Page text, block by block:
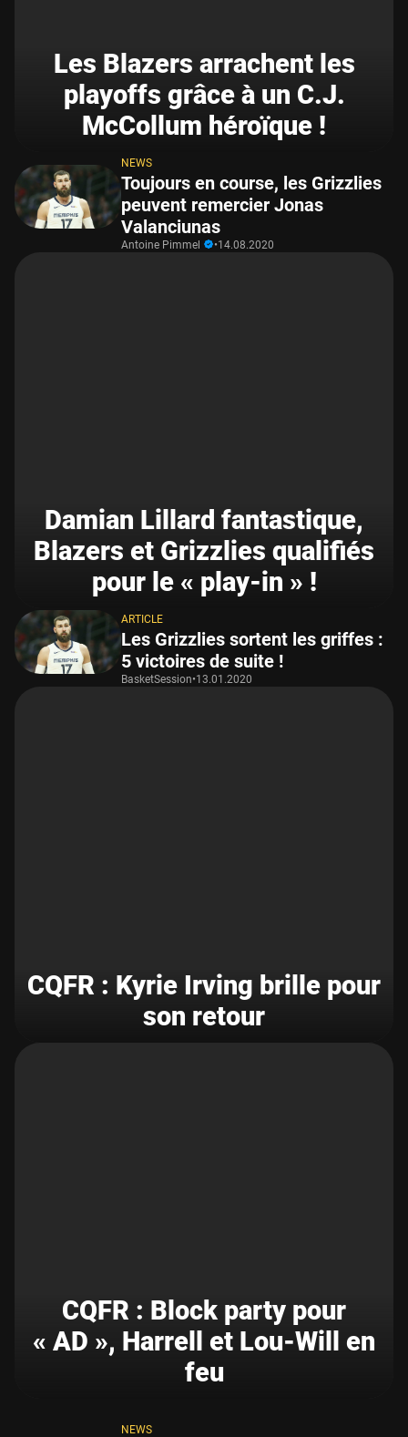
Les Blazers arrachent les
playoffs grâce à un C.J.
McCollum héroïque !
NEWS
Toujours en course, les Grizzlies
peuvent remercier Jonas
Valanciunas
Antoine Pimmel •14.08.2020
Damian Lillard fantastique,
Blazers et Grizzlies qualifiés
pour le « play-in » !
ARTICLE
Les Grizzlies sortent les griffes :
5 victoires de suite !
BasketSession•13.01.2020
CQFR : Kyrie Irving brille pour
son retour
CQFR : Block party pour
« AD », Harrell et Lou-Will en
feu
NEWS